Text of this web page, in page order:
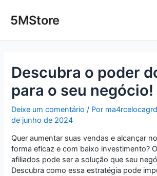
para5MStore
Descubra o poder
para o seu negócio!
Deixe um comentário / Por
de junho de 2024
Quer aumentar suas vendas e alcançar
forma eficaz e com baixo investimento?
afiliados pode ser a solução que seu
Descubra como essa estratégia pode
navigation